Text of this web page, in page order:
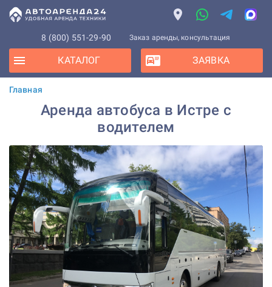
8 (800) 551-29-90 Заказ аренды, консультация
КАТАЛОГ ЗАЯВКА
Главная
Аренда автобуса в Истре с
водителем